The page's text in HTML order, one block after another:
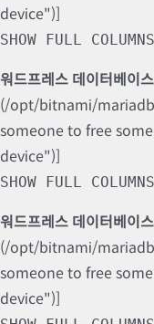
device")]
SHOW FULL
워드프레스 데이터베이
(/opt/bitnami/
someone to free
device")]
SHOW FULL
워드프레스 데이터베이
(/opt/bitnami/
someone to free
device")]